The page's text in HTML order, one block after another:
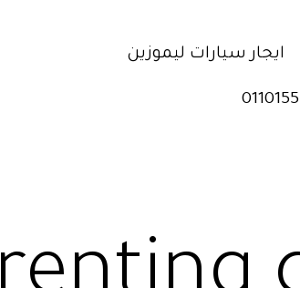
ايجار سيارات ليموزين